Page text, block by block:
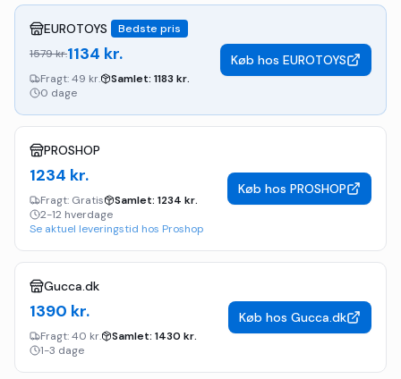
EUROTOYS
Bedste pris
1579kr.1134 kr.
Fragt:49 kr. Samlet: 1183 kr.
0 dage
Køb hos EUROTOYS
PROSHOP
1234 kr.
Fragt: Gratis Samlet: 1234 kr.
2-12 hverdage
Se aktuel leveringstid hos Proshop
Køb hos PROSHOP
Gucca.dk
1390 kr.
Fragt:40 kr. Samlet: 1430 kr.
1-3 dage
Køb hos Gucca.dk